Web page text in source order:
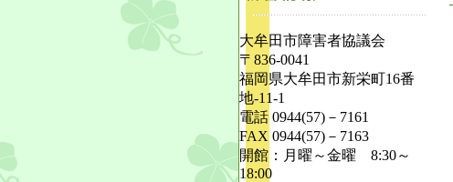
大牟田市障害者協議会
〒836-0041
福岡県大牟田市新栄町16番
地-11-1
電話 0944(57)－7161
FAX 0944(57)－7163
開館：月曜～金曜 8:30～
18:00